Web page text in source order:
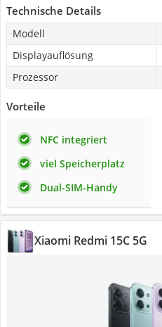
Technische Details
Modell
Displayauflösung
Prozessor
Vorteile
NFC integriert
viel Speicherplatz
Dual-SIM-Handy
Xiaomi Redmi 15C 5G